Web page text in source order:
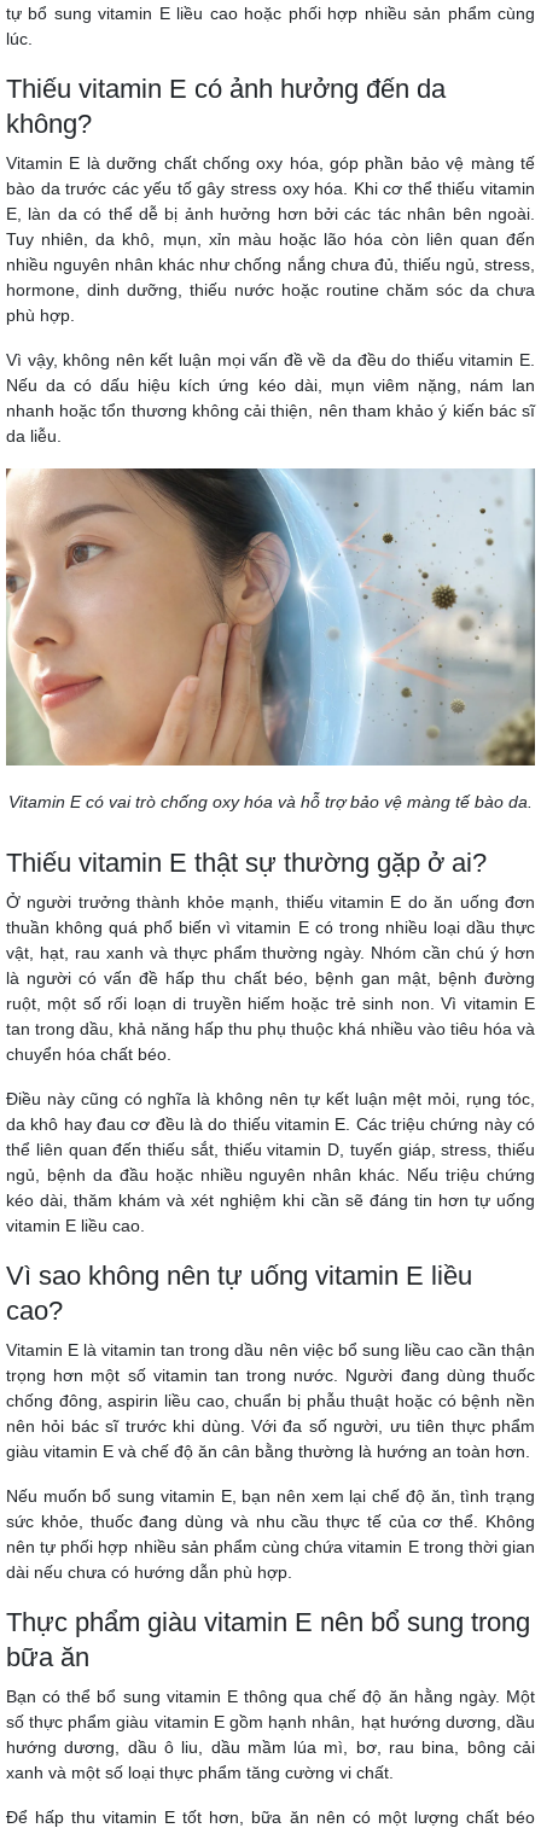
tự bổ sung vitamin E liều cao hoặc phối hợp nhiều sản phẩm cùng
lúc.
Thiếu vitamin E có ảnh hưởng đến da
không?
Vitamin E là dưỡng chất chống oxy hóa, góp phần bảo vệ màng tế
bào da trước các yếu tố gây stress oxy hóa. Khi cơ thể thiếu vitamin
E, làn da có thể dễ bị ảnh hưởng hơn bởi các tác nhân bên ngoài.
Tuy nhiên, da khô, mụn, xỉn màu hoặc lão hóa còn liên quan đến
nhiều nguyên nhân khác như chống nắng chưa đủ, thiếu ngủ, stress,
hormone, dinh dưỡng, thiếu nước hoặc routine chăm sóc da chưa
phù hợp.
Vì vậy, không nên kết luận mọi vấn đề về da đều do thiếu vitamin E.
Nếu da có dấu hiệu kích ứng kéo dài, mụn viêm nặng, nám lan
nhanh hoặc tổn thương không cải thiện, nên tham khảo ý kiến bác sĩ
da liễu.
Vitamin E có vai trò chống oxy hóa và hỗ trợ bảo vệ màng tế bào da.
Thiếu vitamin E thật sự thường gặp ở ai?
Ở người trưởng thành khỏe mạnh, thiếu vitamin E do ăn uống đơn
thuần không quá phổ biến vì vitamin E có trong nhiều loại dầu thực
vật, hạt, rau xanh và thực phẩm thường ngày. Nhóm cần chú ý hơn
là người có vấn đề hấp thu chất béo, bệnh gan mật, bệnh đường
ruột, một số rối loạn di truyền hiếm hoặc trẻ sinh non. Vì vitamin E
tan trong dầu, khả năng hấp thu phụ thuộc khá nhiều vào tiêu hóa và
chuyển hóa chất béo.
Điều này cũng có nghĩa là không nên tự kết luận mệt mỏi, rụng tóc
da khô hay đau cơ đều là do thiếu vitamin E. Các triệu chứng này có
thể liên quan đến thiếu sắt, thiếu vitamin D, tuyến giáp, stress, thiếu
ngủ, bệnh da đầu hoặc nhiều nguyên nhân khác. Nếu triệu chứng
kéo dài, thăm khám và xét nghiệm khi cần sẽ đáng tin hơn tự uống
vitamin E liều cao.
Vì sao không nên tự uống vitamin E liều
cao?
Vitamin E là vitamin tan trong dầu nên việc bổ sung liều cao cần thận
trọng hơn một số vitamin tan trong nước. Người đang dùng thuốc
chống đông, aspirin liều cao, chuẩn bị phẫu thuật hoặc có bệnh nền
nên hỏi bác sĩ trước khi dùng. Với đa số người, ưu tiên thực phẩm
giàu vitamin E và chế độ ăn cân bằng thường là hướng an toàn hơn.
Nếu muốn bổ sung vitamin E, bạn nên xem lại chế độ ăn, tình trạng
sức khỏe, thuốc đang dùng và nhu cầu thực tế của cơ thể. Không
nên tự phối hợp nhiều sản phẩm cùng chứa vitamin E trong thời gian
dài nếu chưa có hướng dẫn phù hợp.
Thực phẩm giàu vitamin E nên bổ sung trong
bữa ăn
Bạn có thể bổ sung vitamin E thông qua chế độ ăn hằng ngày. Một
số thực phẩm giàu vitamin E gồm hạnh nhân, hạt hướng dương, dầu
hướng dương, dầu ô liu, dầu mầm lúa mì, bơ, rau bina, bông cải
xanh và một số loại thực phẩm tăng cường vi chất.
Để hấp thu vitamin E tốt hơn, bữa ăn nên có một lượng chất béo